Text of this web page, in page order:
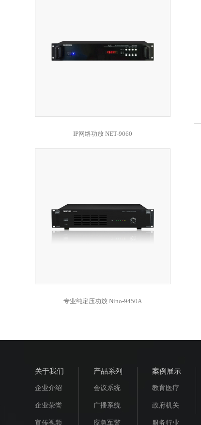
IP网络功放 NET-9060
专业纯定压功放 Nino-9450A
关于我们
企业介绍
企业荣誉
宣传视频
产品系列
会议系统
广播系统
应急军警
案例展示
教育医疗
政府机关
服务行业